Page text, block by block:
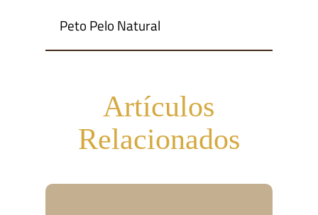
Peto Pelo Natural
Artículos
Relacionados